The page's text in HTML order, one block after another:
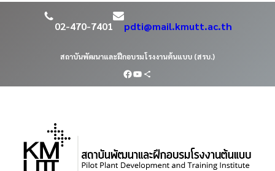
02-470-7401 pdti@mail.kmutt.ac.th
สถาบันพัฒนาและฝึกอบรมโรงงานต้นแบบ (สรบ.)